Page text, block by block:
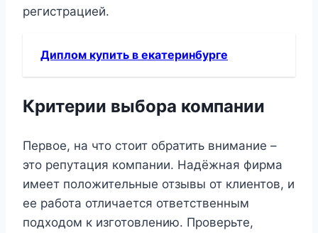
регистрацией.
Диплом купить в екатеринбурге
Критерии выбора компании
Первое, на что стоит обратить внимание –
это репутация компании. Надёжная фирма
имеет положительные отзывы от клиентов, и
ее работа отличается ответственным
подходом к изготовлению. Проверьте,